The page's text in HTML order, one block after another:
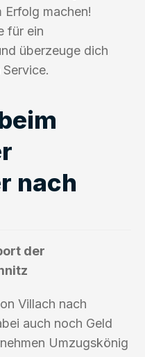
Erfolg machen!
für ein
überzeuge dich
nach
der
Villach nach
auch noch Geld
Umzugskönig